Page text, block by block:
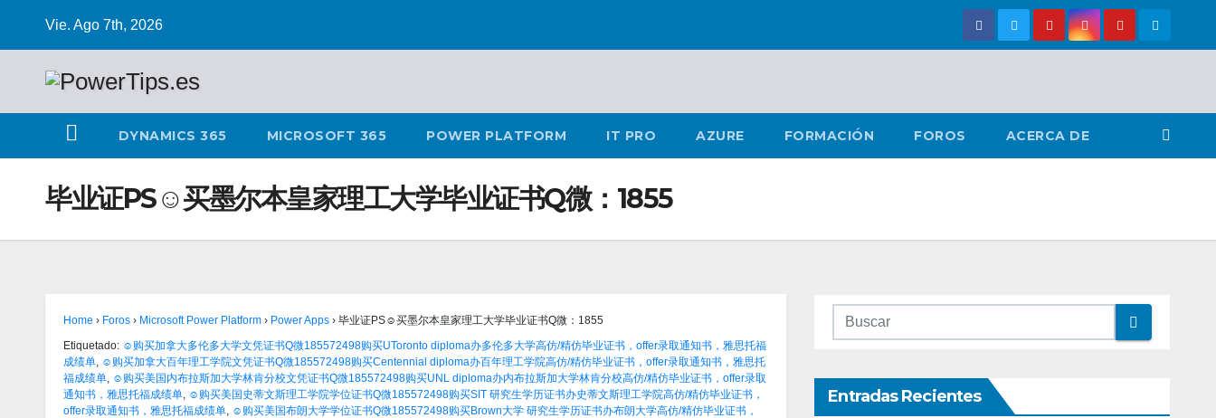
Vie. Ago 7th, 2026
DYNAMICS 365 MICROSOFT 365 POWER PLATFORM IT PRO AZURE FORMACIÓN FOROS ACERCA DE
毕业证PS☺买墨尔本皇家理工大学毕业证书Q微：1855
Home › Foros › Microsoft Power Platform › Power Apps › 毕业证PS☺买墨尔本皇家理工大学毕业证书Q微：1855
Etiquetado: ☺购买加拿大多伦多大学文凭证书Q微185572498购买UToronto diploma办多伦多大学高仿/精仿毕业证书，offer录取通知书，雅思托福
成绩单, ☺购买加拿大百年理工学院文凭证书Q微185572498购买Centennial diploma办百年理工学院高仿/精仿毕业证书，offer录取通知书，雅思托
福成绩单, ☺购买美国内布拉斯加大学林肯分校文凭证书Q微185572498购买UNL diploma办内布拉斯加大学林肯分校高仿/精仿毕业证书，offer录取
通知书，雅思托福成绩单, ☺购买美国史蒂文斯理工学院学位证书Q微185572498购买SIT 研究生学历证书办史蒂文斯理工学院高仿/精仿毕业证书，
offer录取通知书，雅思托福成绩单, ☺购买美国布朗大学学位证书Q微185572498购买Brown大学 研究生学历证书办布朗大学高仿/精仿毕业证书，
Entradas Recientes